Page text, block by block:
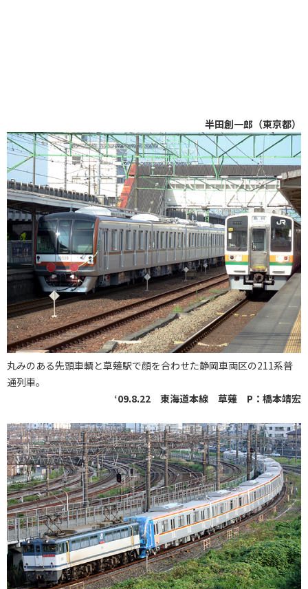
半田創一郎（東京都）
丸みのある先頭車輌と草薙駅で顔を合わせた静岡車両区の211系普
通列車。
‘09.8.22 東海道本線 草薙 P：橋本靖宏